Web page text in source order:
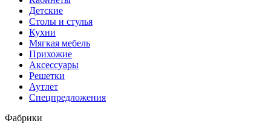
Детские
Столы и стулья
Кухни
Мягкая мебель
Прихожие
Аксессуары
Решетки
Аутлет
Спецпредложения
Фабрики